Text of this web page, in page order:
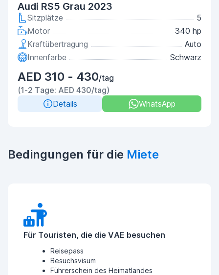
Audi RS5 Grau 2023
Sitzplätze
5
Motor
340 hp
Kraftübertragung
Auto
Innenfarbe
Schwarz
AED 310 - 430/tag
(1-2 Tage: AED 430/tag)
Details
WhatsApp
Bedingungen für die Miete
Für Touristen, die die VAE besuchen
Reisepass
Besuchsvisum
Führerschein des Heimatlandes